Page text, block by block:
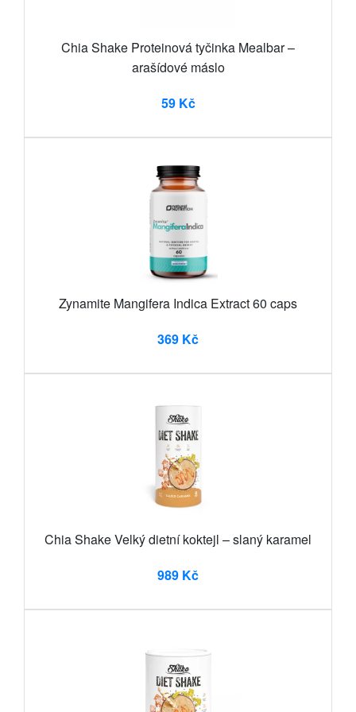
Chia Shake Proteinová tyčinka Mealbar –
arašídové máslo
59 Kč
Zynamite Mangifera Indica Extract 60 caps
369 Kč
Chia Shake Velký dietní koktejl – slaný karamel
989 Kč